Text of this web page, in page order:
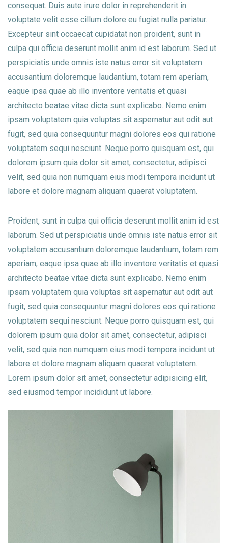
consequat. Duis aute irure dolor in reprehenderit in
voluptate velit esse cillum dolore eu fugiat nulla pariatur.
Excepteur sint occaecat cupidatat non proident, sunt in
culpa qui officia deserunt mollit anim id est laborum. Sed ut
perspiciatis unde omnis iste natus error sit voluptatem
accusantium doloremque laudantium, totam rem aperiam,
eaque ipsa quae ab illo inventore veritatis et quasi
architecto beatae vitae dicta sunt explicabo. Nemo enim
ipsam voluptatem quia voluptas sit aspernatur aut odit aut
fugit, sed quia consequuntur magni dolores eos qui ratione
voluptatem sequi nesciunt. Neque porro quisquam est, qui
dolorem ipsum quia dolor sit amet, consectetur, adipisci
velit, sed quia non numquam eius modi tempora incidunt ut
labore et dolore magnam aliquam quaerat voluptatem.
Proident, sunt in culpa qui officia deserunt mollit anim id est
laborum. Sed ut perspiciatis unde omnis iste natus error sit
voluptatem accusantium doloremque laudantium, totam rem
aperiam, eaque ipsa quae ab illo inventore veritatis et quasi
architecto beatae vitae dicta sunt explicabo. Nemo enim
ipsam voluptatem quia voluptas sit aspernatur aut odit aut
fugit, sed quia consequuntur magni dolores eos qui ratione
voluptatem sequi nesciunt. Neque porro quisquam est, qui
dolorem ipsum quia dolor sit amet, consectetur, adipisci
velit, sed quia non numquam eius modi tempora incidunt ut
labore et dolore magnam aliquam quaerat voluptatem.
Lorem ipsum dolor sit amet, consectetur adipisicing elit,
sed eiusmod tempor incididunt ut labore.